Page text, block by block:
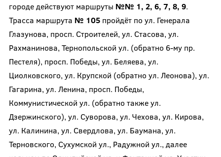
городе действуют маршруты №№ 1, 2, 6, 7, 8, 9.
Трасса маршрута № 105пройдёт по ул. Генерала
Глазунова, просп. Строителей, ул. Стасова, ул.
Рахманинова, Тернопольской ул. (обратно 6-му пр.
Пестеля), просп. Победы, ул. Беляева, ул.
Циолковского, ул. Крупской (обратно ул. Леонова), ул.
Гагарина, ул. Ленина, просп. Победы,
Коммунистической ул. (обратно также ул.
Дзержинского), ул. Суворова, ул. Чехова, ул. Кирова,
ул. Калинина, ул. Свердлова, ул. Баумана, ул.
Терновского, Сухумской ул., Радужной ул., далее